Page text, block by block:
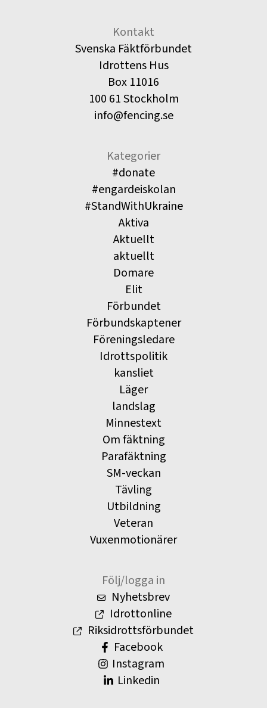
Kontakt
Svenska Fäktförbundet
Idrottens Hus
Box 11016
100 61 Stockholm
info@fencing.se
Kategorier
#donate
#engardeiskolan
#StandWithUkraine
Aktiva
Aktuellt
aktuellt
Domare
Elit
Förbundet
Förbundskaptener
Föreningsledare
Idrottspolitik
kansliet
Läger
landslag
Minnestext
Om fäktning
Parafäktning
SM-veckan
Tävling
Utbildning
Veteran
Vuxenmotionärer
Följ/logga in
Nyhetsbrev
Idrottonline
Riksidrottsförbundet
Facebook
Instagram
Linkedin